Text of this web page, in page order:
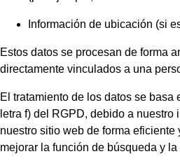
Información de ubicación (si
Estos datos se procesan de forma
directamente vinculados a una
El tratamiento de los datos se basa
letra f) del RGPD, debido a
nuestro sitio web de forma eficiente
mejorar la función de búsqueda y